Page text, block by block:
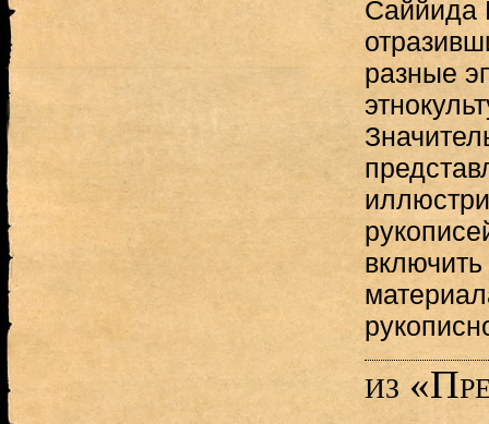
Саййида
разные
из